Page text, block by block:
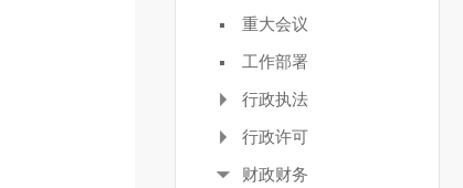
重大会议
工作部署
行政执法
行政许可
财政财务